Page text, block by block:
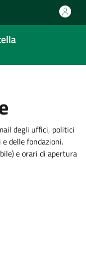
degli uffici, politici
delle fondazioni.
e orari di apertura